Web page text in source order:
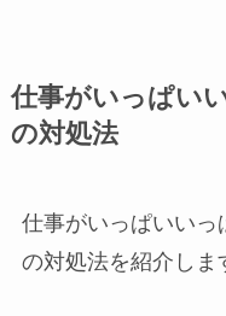
仕事がいっぱい
の対処法
仕事がいっぱいいっ
の対処法を紹介しま